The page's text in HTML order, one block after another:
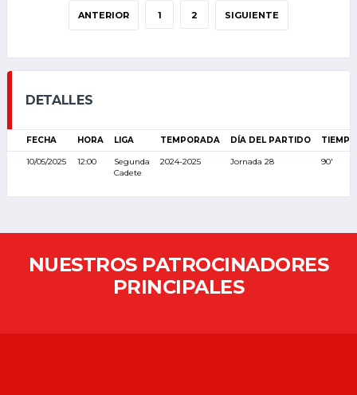
ANTERIOR 1 2 SIGUIENTE
DETALLES
FECHA HORA LIGA TEMPORADA DÍA DEL PARTIDO
10/05/2025 12:00
Segunda
Cadete
2024-2025 Jornada 28 90'
NUESTROS PATROCINADORES
PRINCIPALES